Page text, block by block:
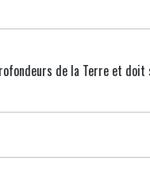
de la Terre et